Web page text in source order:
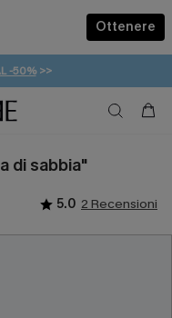
Ottenere
| ACQUISTA
-50%>>
DA 49€
DI SCONTO*
di sabbia"
5.0 2 Recensioni